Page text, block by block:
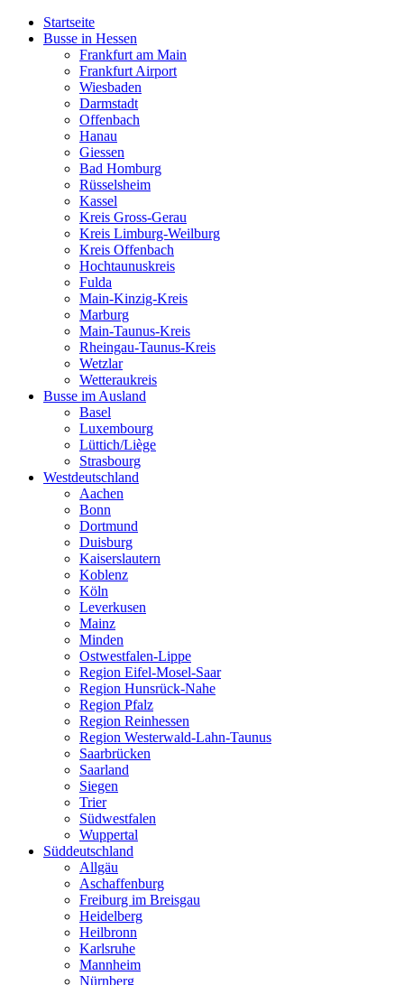
Startseite
Busse in Hessen
Frankfurt am Main
Frankfurt Airport
Wiesbaden
Darmstadt
Offenbach
Hanau
Giessen
Bad Homburg
Rüsselsheim
Kassel
Kreis Gross-Gerau
Kreis Limburg-Weilburg
Kreis Offenbach
Hochtaunuskreis
Fulda
Main-Kinzig-Kreis
Marburg
Main-Taunus-Kreis
Rheingau-Taunus-Kreis
Wetzlar
Wetteraukreis
Busse im Ausland
Basel
Luxembourg
Lüttich/Liège
Strasbourg
Westdeutschland
Aachen
Bonn
Dortmund
Duisburg
Kaiserslautern
Koblenz
Köln
Leverkusen
Mainz
Minden
Ostwestfalen-Lippe
Region Eifel-Mosel-Saar
Region Hunsrück-Nahe
Region Pfalz
Region Reinhessen
Region Westerwald-Lahn-Taunus
Saarbrücken
Saarland
Siegen
Trier
Südwestfalen
Wuppertal
Süddeutschland
Allgäu
Aschaffenburg
Freiburg im Breisgau
Heidelberg
Heilbronn
Karlsruhe
Mannheim
Nürnberg